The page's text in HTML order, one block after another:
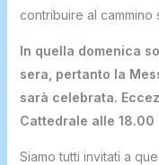
contribuire al
In quella domenica
sera, pertanto la
sarà celebrata.
Cattedrale alle
Siamo tutti invitati a